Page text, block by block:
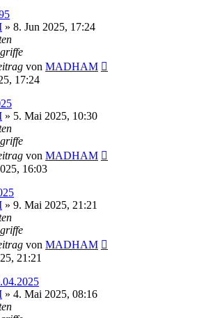
» 8. Jun 2025, 17:24
von MADHAM
17:24
» 5. Mai 2025, 10:30
von MADHAM
16:03
» 9. Mai 2025, 21:21
von MADHAM
21:21
» 4. Mai 2025, 08:16